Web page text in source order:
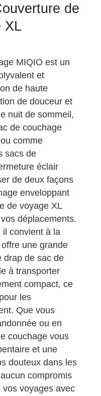
de
XL
MIQIO est un
et
de haute
de douceur et
nuit de sommeil,
de couchage
comme
sacs de
éclair
de deux façons
enveloppant
de voyage XL
déplacements.
il convient à la
une grande
drap de sac de
à transporter
compact, ce
les
Que vous
ou en
couchage vous
et une
douteux dans les
compromis
voyages avec